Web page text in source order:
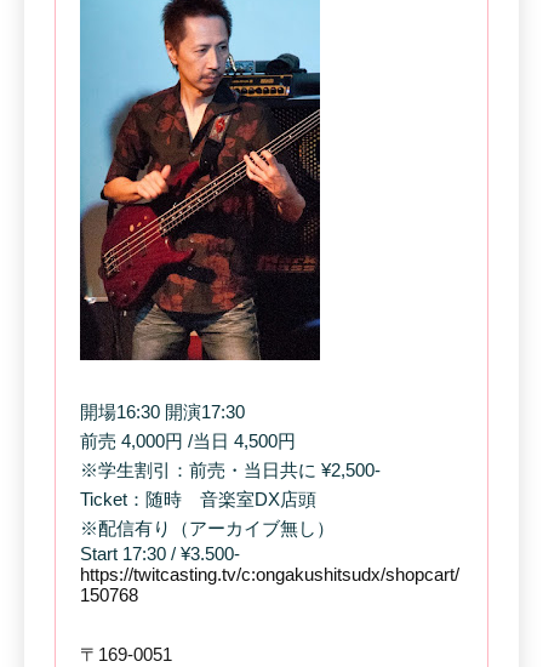
開場16:30 開演17:30
前売 4,000円 /当日 4,500円
※学生割引：前売・当日共に ¥2,500-
Ticket：‪随時 音楽室DX店頭
※配信有り（アーカイブ無し）
Start 17:30 / ¥3.500-
https://twitcasting.tv/c:ongakushitsudx/shopcart/
150768
〒169-0051